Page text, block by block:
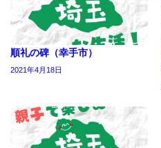
順礼の碑（幸手市）
2021年4月18日